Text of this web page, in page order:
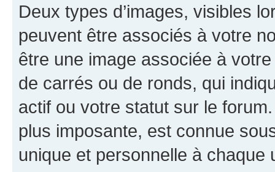
Deux types d’images, visibles
peuvent être associés à votre
être une image associée à
de carrés ou de ronds, qui
actif ou votre statut sur le
plus imposante, est connue
unique et personnelle à chaque